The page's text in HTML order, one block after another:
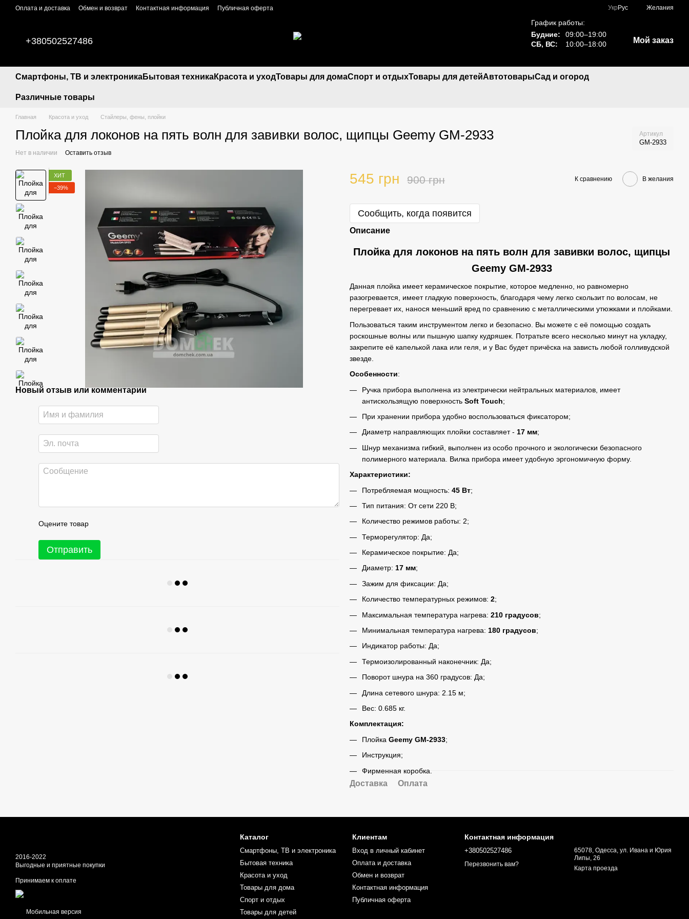
Перейти к основному контенту
Оплата и доставка Обмен и возврат Контактная информация Публичная оферта Укр Рус Желания
+380502527486
График работы:
Будние:
09:00–19:00
СБ, ВС:
10:00–18:00 Мой заказ
Смартфоны, ТВ и электроникаБытовая техникаКрасота и уходТовары для домаСпорт и отдыхТовары для детейАвтотоварыСад и огород
Различные товары
Главная Красота и уход Стайлеры, фены, плойки
Плойка для локонов на пять волн для завивки волос, щипцы Geemy GM-2933 Артикул
GM-2933
Нет в наличии Оставить отзыв
ХИТ
−39%
Новый отзыв или комментарий
Оцените товар
Отправить
545 грн 900 грн К сравнению В желания
Сообщить, когда появится
Описание
Плойка для локонов на пять волн для завивки волос, щипцы
Geemy GM-2933
Данная плойка имеет керамическое покрытие, которое медленно, но равномерно
разогревается, имеет гладкую поверхность, благодаря чему легко скользит по волосам, не
перегревает их, нанося меньший вред по сравнению с металлическими утюжками и плойками.
Пользоваться таким инструментом легко и безопасно. Вы можете с её помощью создать
роскошные волны или пышную шапку кудряшек. Потратьте всего несколько минут на укладку,
закрепите её капелькой лака или геля, и у Вас будет причёска на зависть любой голливудской
звезде.
Особенности:
Ручка прибора выполнена из электрически нейтральных материалов, имеет
антискользящую поверхность Soft Touch;
При хранении прибора удобно воспользоваться фиксатором;
Диаметр направляющих плойки составляет - 17 мм;
Шнур механизма гибкий, выполнен из особо прочного и экологически безопасного
полимерного материала. Вилка прибора имеет удобную эргономичную форму.
Характеристики:
Потребляемая мощность: 45 Вт;
Тип питания: От сети 220 В;
Количество режимов работы: 2;
Терморегулятор: Да;
Керамическое покрытие: Да;
Диаметр: 17 мм;
Зажим для фиксации: Да;
Количество температурных режимов: 2;
Максимальная температура нагрева: 210 градусов;
Минимальная температура нагрева: 180 градусов;
Индикатор работы: Да;
Термоизолированный наконечник: Да;
Поворот шнура на 360 градусов: Да;
Длина сетевого шнура: 2.15 м;
Вес: 0.685 кг.
Комплектация:
Плойка Geemy GM-2933;
Инструкция;
Фирменная коробка.
Доставка Оплата
2016-2022
Выгодные и приятные покупки
Принимаем к оплате
Мобильная версия
Каталог
Смартфоны, ТВ и электроника
Бытовая техника
Красота и уход
Товары для дома
Спорт и отдых
Товары для детей
Клиентам
Вход в личный кабинет
Оплата и доставка
Обмен и возврат
Контактная информация
Публичная оферта
Контактная информация
+380502527486
Перезвонить вам?
65078, Одесса, ул. Ивана и Юрия
Липы, 26
Карта проезда